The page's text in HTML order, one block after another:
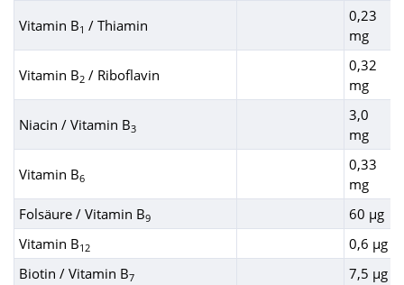
Vitamin B1 / Thiamin
0,23
mg
Vitamin B2 / Riboflavin
0,32
mg
Niacin / Vitamin B3
3,0
mg
Vitamin B6
0,33
mg
Folsäure / Vitamin B9
60 µg
Vitamin B12
0,6 µg
Biotin / Vitamin B7 7,5 µg